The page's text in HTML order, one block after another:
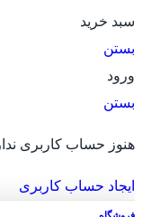
سبد خرید
بستن
ورود
بستن
هنوز حساب کاربری
ایجاد حساب کاربری